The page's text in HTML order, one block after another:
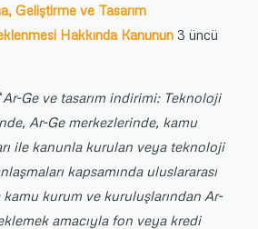
Geliştirme ve Tasarım
Hakkında Kanunun 3 üncü
Ar-Ge ve tasarım indirimi: Teknoloji
Ar-Ge merkezlerinde, kamu
ile kanunla kurulan veya teknoloji
kapsamında uluslararası
kurum ve kuruluşlarından Ar-
amacıyla fon veya kredi